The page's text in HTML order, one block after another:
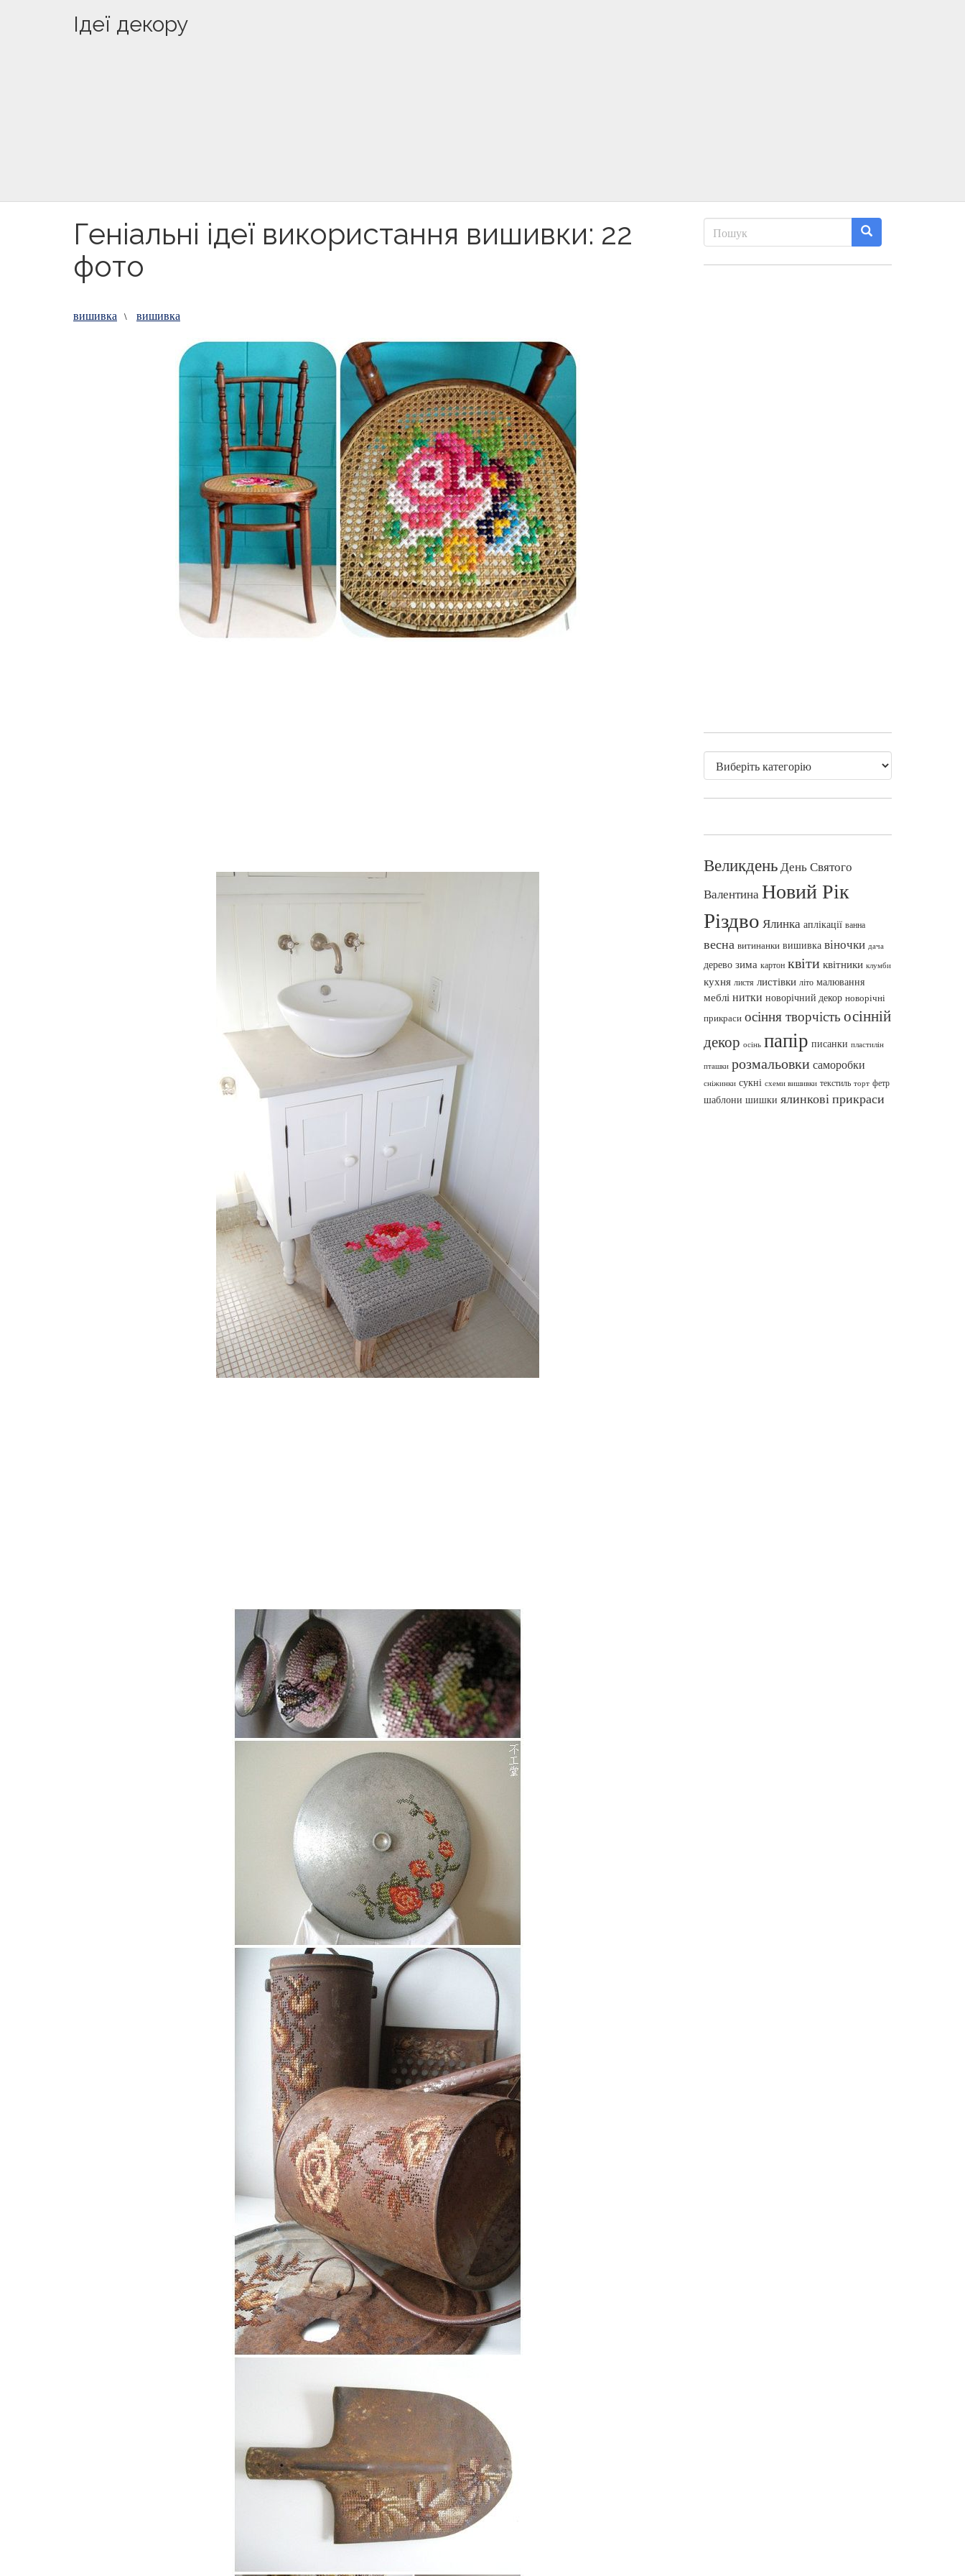
Ідеї декору
Геніальні ідеї використання вишивки: 22
фото
вишивка \ вишивка
ВеликденьДень Святого
ВалентинаНовий Рік
Різдво Ялинка аплікації ванна
весна витинанки вишивка віночки дача
дерево зима картон квіти квітники клумби
кухня листя листівки літо малювання
меблі нитки новорічний декор новорічні
прикраси осіння творчість осінній
декор осінь папір писанки пластилін
пташки розмальовки саморобки
сніжинки сукні схеми вишивки текстиль торт фетр
шаблони шишки ялинкові прикраси